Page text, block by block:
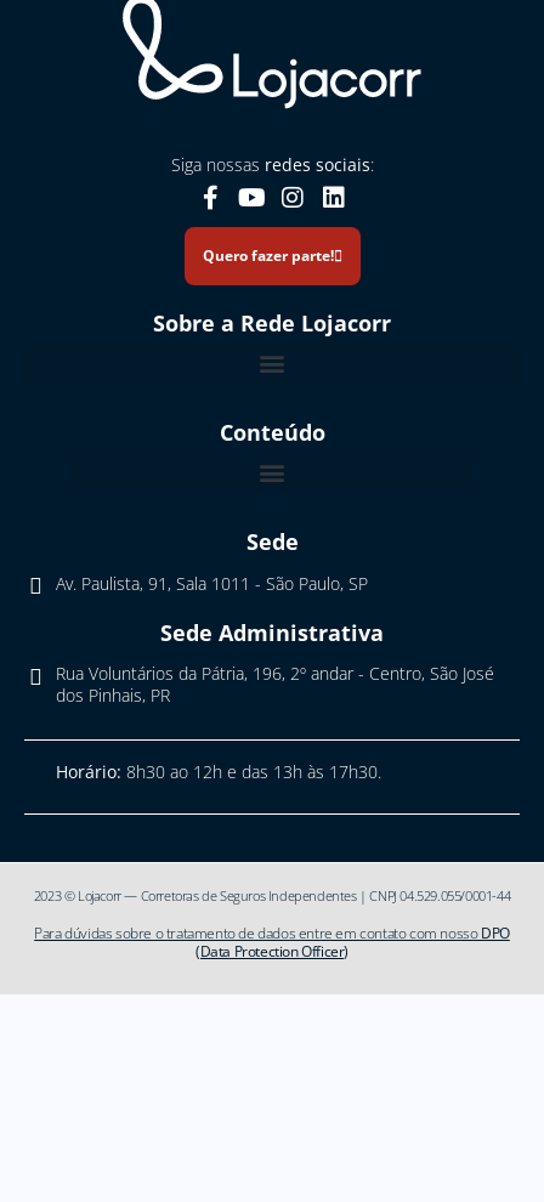
Siga nossas redes sociais:
Quero fazer parte!
Sobre a Rede Lojacorr
Conteúdo
Sede
Av. Paulista, 91, Sala 1011 - São Paulo, SP
Sede Administrativa
Rua Voluntários da Pátria, 196, 2º andar - Centro, São José
dos Pinhais, PR
Horário: 8h30 ao 12h e das 13h às 17h30.
2023 © Lojacorr — Corretoras de Seguros Independentes | CNPJ 04.529.055/0001-44
Para dúvidas sobre o tratamento de dados entre em contato com nossoDPO
(Data Protection Officer)